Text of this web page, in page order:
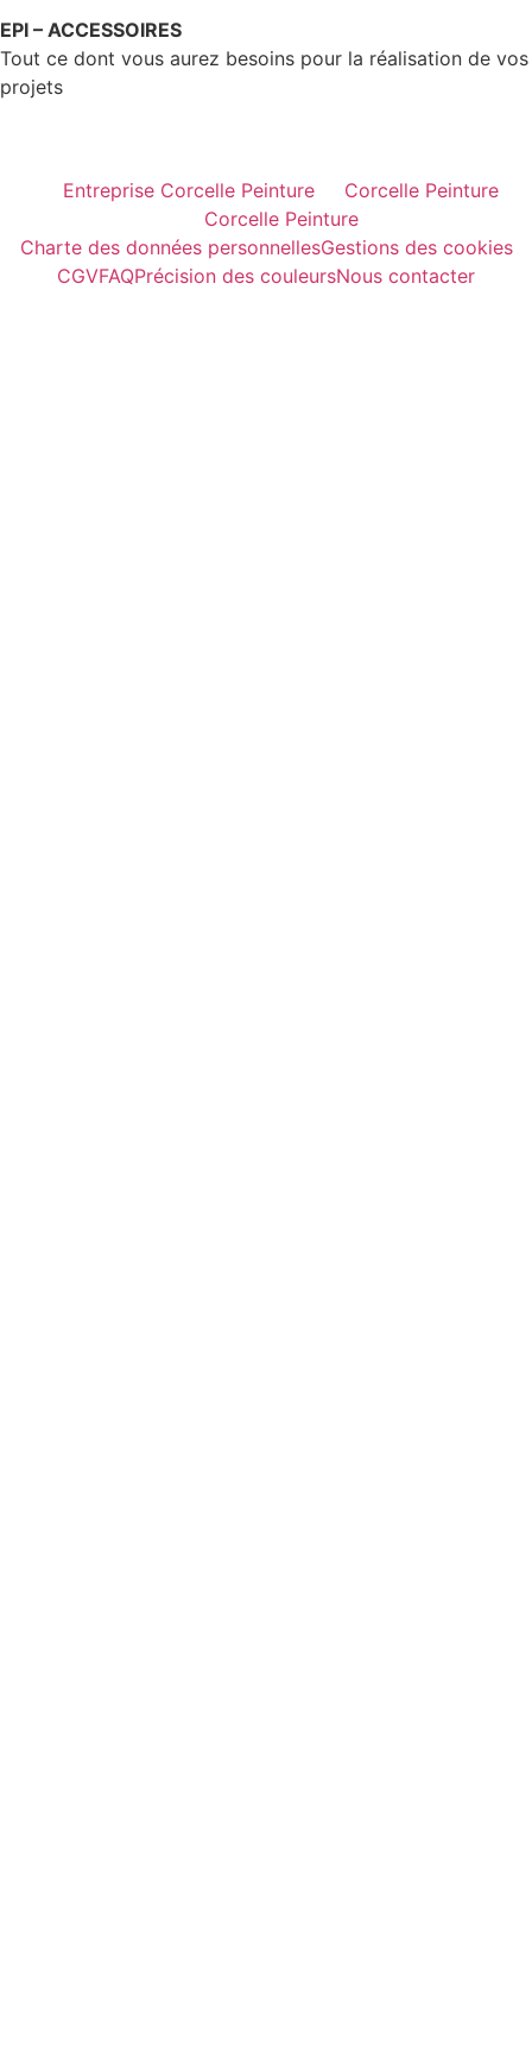
EPI – ACCESSOIRES
Tout ce dont vous aurez besoins pour la réalisation de vos
projets
Entreprise Corcelle Peinture
Corcelle Peinture
Corcelle Peinture
Charte des données personnellesGestions des cookies
CGVFAQPrécision des couleursNous contacter